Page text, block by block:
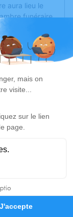
aura lieu le
funéraire
laisser vos
une
des poèmes
dédié à
hommage